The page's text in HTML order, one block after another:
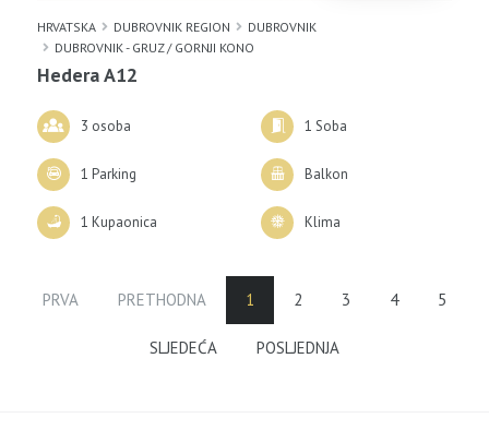
HRVATSKA DUBROVNIK REGION
DUBROVNIK
DUBROVNIK - GRUZ / GORNJI KONO
Hedera A12
3 osoba 1 Soba
1 Parking Balkon
1 Kupaonica Klima
PRVA PRETHODNA 1 2 3 4 5
SLJEDEĆA POSLJEDNJA